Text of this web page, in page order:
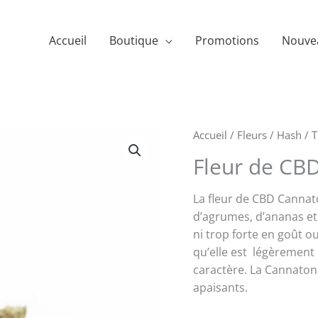
Accueil Boutique Promotions
Accueil / Fleurs / Hash /
Fleur de
La fleur de CBD
d’agrumes, d’ananas
ni trop forte en goût
qu’elle est
caractère. La
apaisants.